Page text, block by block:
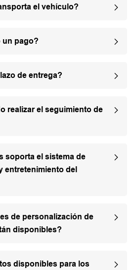
el vehículo?
pago?
de entrega?
realizar el seguimiento de
soporta el sistema de
entretenimiento del
de personalización de
disponibles?
disponibles para los